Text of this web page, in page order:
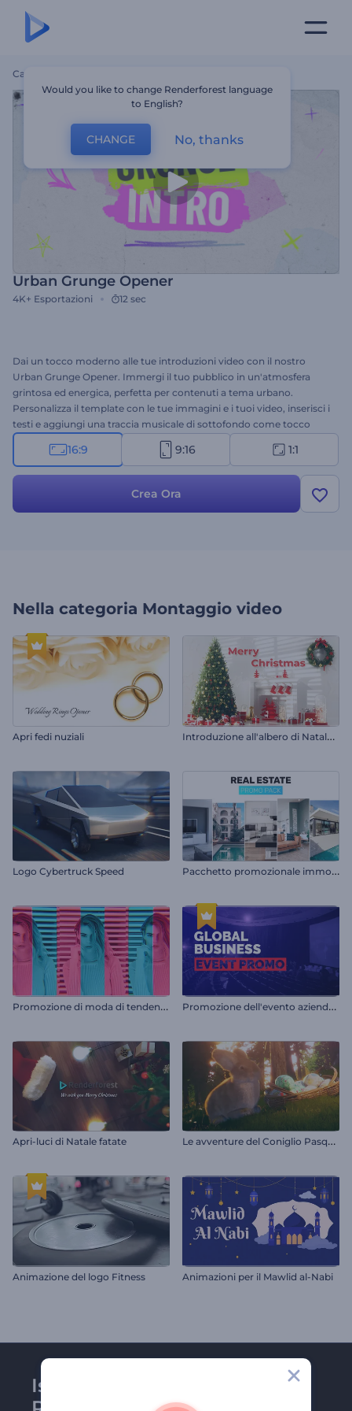
Casa
Urban Grunge Opener
4K+ Esportazioni 12 sec
Dai un tocco moderno alle tue introduzioni video con il nostro
Urban Grunge Opener. Immergi il tuo pubblico in un'atmosfera
grintosa ed energica, perfetta per contenuti a tema urbano.
Personalizza il template con le tue immagini e i tuoi video, inserisci i
testi e aggiungi una traccia musicale di sottofondo come tocco
finale. Ideale per video di lifestyle urbano, vlog moderni, promozioni
di brand audaci, sigle di apertura per canali, momenti salienti di
16:9 9:16 1:1
Crea Ora
Nella categoria Montaggio video
Apri fedi nuziali I
ntroduzione all'albero di Natale decorato
Logo Cybertruck Speed P
acchetto promozionale immobiliare
P
romozione di moda di tendenza P
romozione dell'evento aziendale globale
Apri-luci di Natale fatate L
e avventure del Coniglio Pasquale
Animazione del logo Fitness Animazioni per il Mawlid al-Nabi
Iscriviti alla newsletter di
Would you like to change Renderforest language
to English?
CHANGE No, thanks